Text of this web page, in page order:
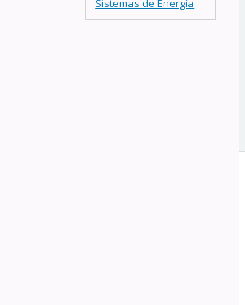
Sistemas de Energía